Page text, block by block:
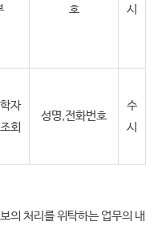
호
시
자
회
성명,전화번호
수
시
의 처리를 위탁하는 업무의 내